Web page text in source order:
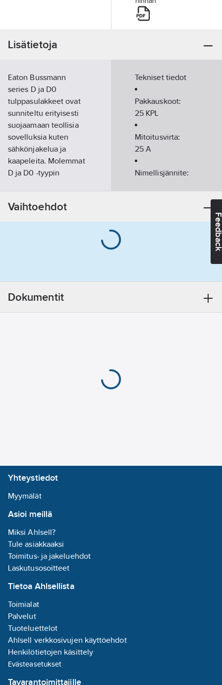
Lisätietoja
Eaton Bussmann
series D ja D0
tulppasulakkeet ovat
sunniteltu erityisesti
suojaamaan teollisia
sovelluksia kuten
sähkönjakelua ja
kaapeleita. Molemmat
D ja D0 -tyypin
operointitavalla:
viivästetty, pikasulake
kiinnittää 1- sekä 3-
napaisiin DIN-kiskoon
tai suoraan paneeliin.
Tuotenumero 3011107
Tekniset tiedot
Pakkauskoot:
25 KPL
Mitoitusvirta:
25 A
Nimellisjännite:
gR
Laukaisukäyrä:
keltainen
Vaihtoehdot
Dokumentit
Yhteystiedot
Myymälät
Asioi meillä
Miksi Ahlsell?
Tule asiakkaaksi
Toimitus- ja jakeluehdot
Laskutusosoitteet
Tietoa Ahlsellista
Toimialat
Palvelut
Tuoteluettelot
Ahlsell verkkosivujen käyttöehdot
Henkilötietojen käsittely
Evästeasetukset
Tavarantoimittajille